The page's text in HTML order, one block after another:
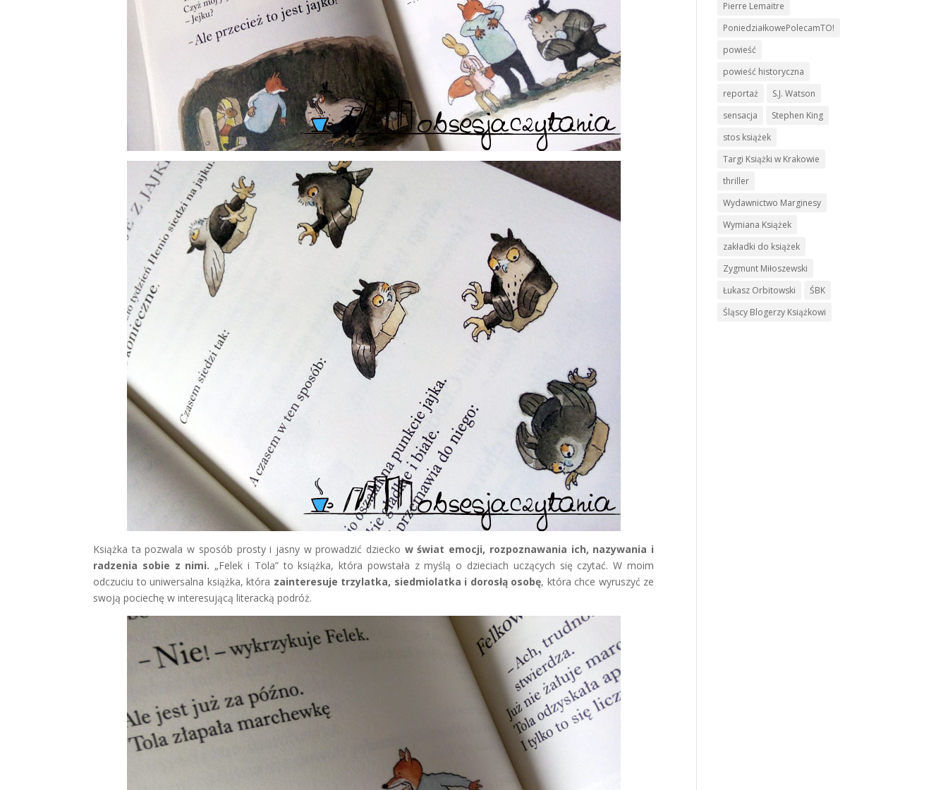
Książka ta pozwala w sposób prosty i jasny w prowadzić dziecko w świat emocji, rozpoznawania ich, nazywania i
radzenia sobie z nimi. „Felek i Tola” to książka, która powstała z myślą o dzieciach uczących się czytać. W moim
odczuciu to uniwersalna książka, która zainteresuje trzylatka, siedmiolatka i dorosłą osobę, która chce wyruszyć ze
swoją pociechę w interesującą literacką podróż.
Pierre Lemaitre
PoniedziałkowePolecamTO!
powieść
powieść historyczna
reportaż
S.J. Watson
sensacja
Stephen King
stos książek
Targi Książki w Krakowie
thriller
Wydawnictwo Marginesy
Wymiana Książek
zakładki do książek
Zygmunt Miłoszewski
Łukasz Orbitowski
ŚBK
Śląscy Blogerzy Książkowi